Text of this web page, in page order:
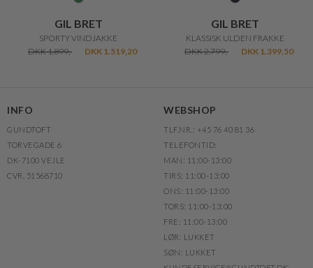
GIL BRET
SPORTY VINDJAKKE
DKK 1.899,-
DKK 1.519,20
GIL BRET
KLASSISK ULDEN FRAKKE
DKK 2.799,-
DKK 1.399,50
INFO
GUNDTOFT
TORVEGADE 6
DK-7100 VEJLE
CVR. 51568710
WEBSHOP
TLF.NR.: +45 76 40 81 36
TELEFONTID:
MAN: 11:00-13:00
TIRS: 11:00-13:00
ONS: 11:00-13:00
TORS: 11:00-13:00
FRE: 11:00-13:00
LØR: LUKKET
SØN: LUKKET